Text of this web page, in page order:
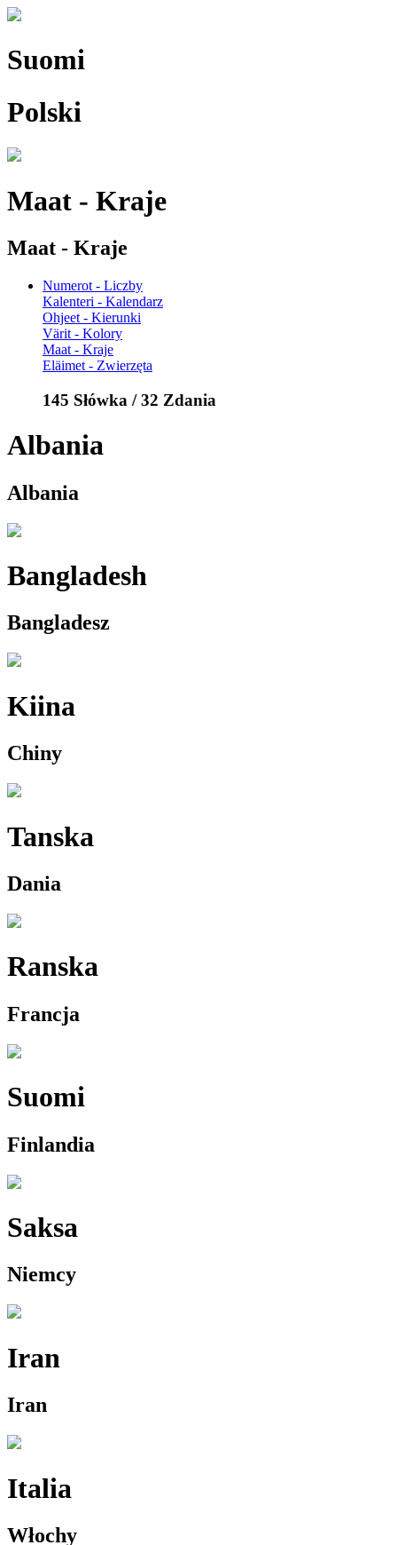
Suomi
Polski
Maat - Kraje
Maat - Kraje
Numerot - Liczby
Kalenteri - Kalendarz
Ohjeet - Kierunki
Värit - Kolory
Maat - Kraje
Eläimet - Zwierzęta
145 Słówka / 32 Zdania
Albania
Albania
Bangladesh
Bangladesz
Kiina
Chiny
Tanska
Dania
Ranska
Francja
Suomi
Finlandia
Saksa
Niemcy
Iran
Iran
Italia
Włochy